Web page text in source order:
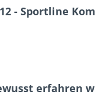
- Sportline
erfahren